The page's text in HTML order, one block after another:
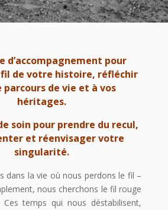
d’accompagnement pour
fil de votre histoire, réfléchir
parcours de vie et à vos
héritages.
soin pour prendre du recul,
et réenvisager votre
singularité.
dans la vie où nous perdons le fil –
nous cherchons le fil rouge
temps qui nous déstabilisent,